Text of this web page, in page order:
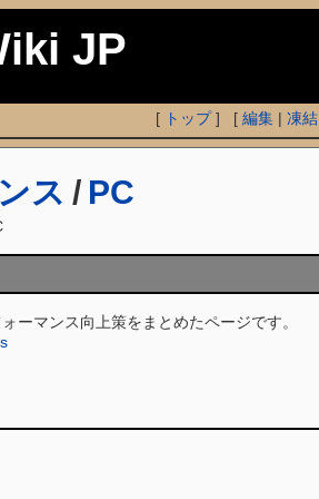
JP
[ トップ] [編集 |凍結
ス / PC
ーマンス向上策をまとめたページです。